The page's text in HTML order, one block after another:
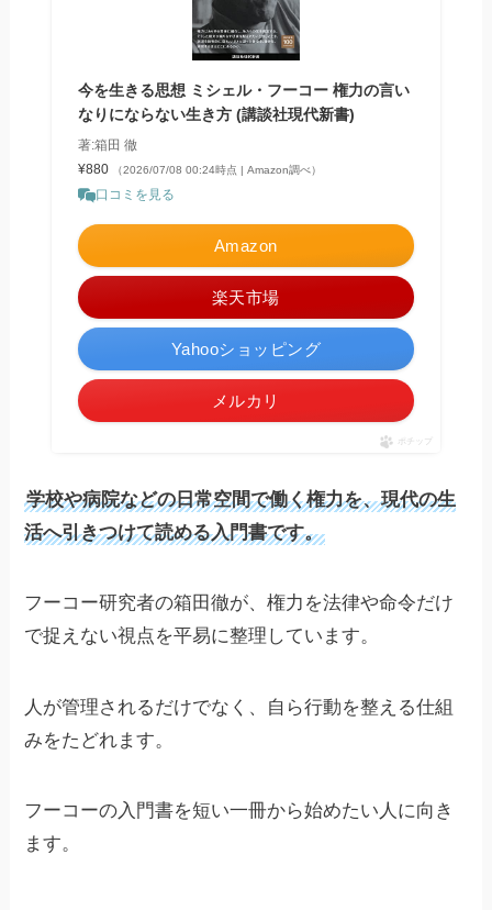
今を生きる思想 ミシェル・フーコー 権力の言い
なりにならない生き方 (講談社現代新書)
著:箱田 徹
¥880
（2026/07/08 00:24時点 | Amazon調べ）
口コミを見る
Amazon
楽天市場
Yahooショッピング
メルカリ
ポチップ
学校や病院などの日常空間で働く権力を、現代の生
活へ引きつけて読める入門書です。
フーコー研究者の箱田徹が、権力を法律や命令だけ
で捉えない視点を平易に整理しています。
人が管理されるだけでなく、自ら行動を整える仕組
みをたどれます。
フーコーの入門書を短い一冊から始めたい人に向き
ます。